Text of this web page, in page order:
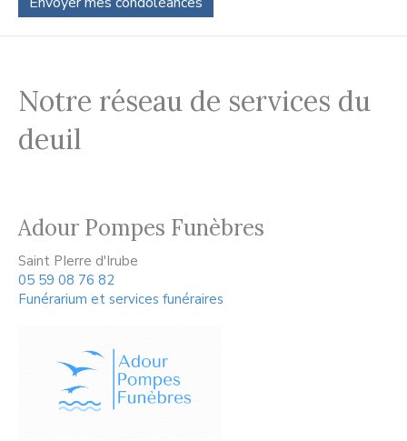
Notre réseau de services du
deuil
Adour Pompes Funèbres
Saint PIerre d'Irube
05 59 08 76 82
Funérarium et services funéraires